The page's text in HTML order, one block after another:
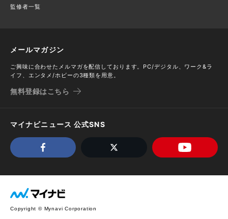
監修者一覧
メールマガジン
ご興味に合わせたメルマガを配信しております。PC/デジタル、ワーク&ラ
イフ、エンタメ/ホビーの3種類を用意。
無料登録はこちら
マイナビニュース 公式SNS
Copyright © Mynavi Corporation